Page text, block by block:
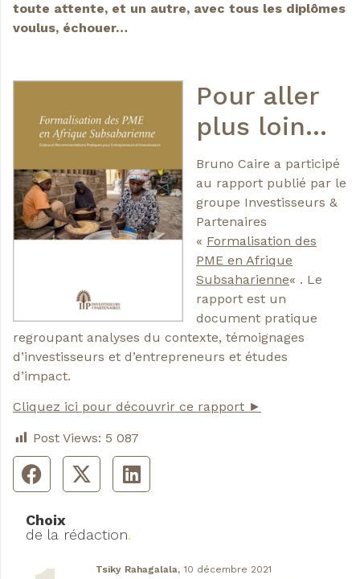
toute attente, et un autre, avec tous les diplômes
voulus, échouer…
Pour aller
plus loin…
Bruno Caire a participé
au rapport publié par le
groupe Investisseurs &
Partenaires
« Formalisation des
PME en Afrique
Subsaharienne« . Le
rapport est un
document pratique
regroupant analyses du contexte, témoignages
d’investisseurs et d’entrepreneurs et études
d’impact.
Cliquez ici pour découvrir ce rapport ►
Post Views: 5 087
Choix
de la rédaction.
Tsiky Rahagalala, 10 décembre 2021